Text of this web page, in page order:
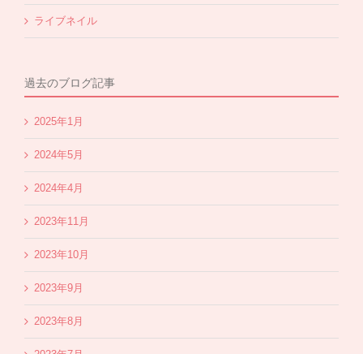
ライブネイル
過去のブログ記事
2025年1月
2024年5月
2024年4月
2023年11月
2023年10月
2023年9月
2023年8月